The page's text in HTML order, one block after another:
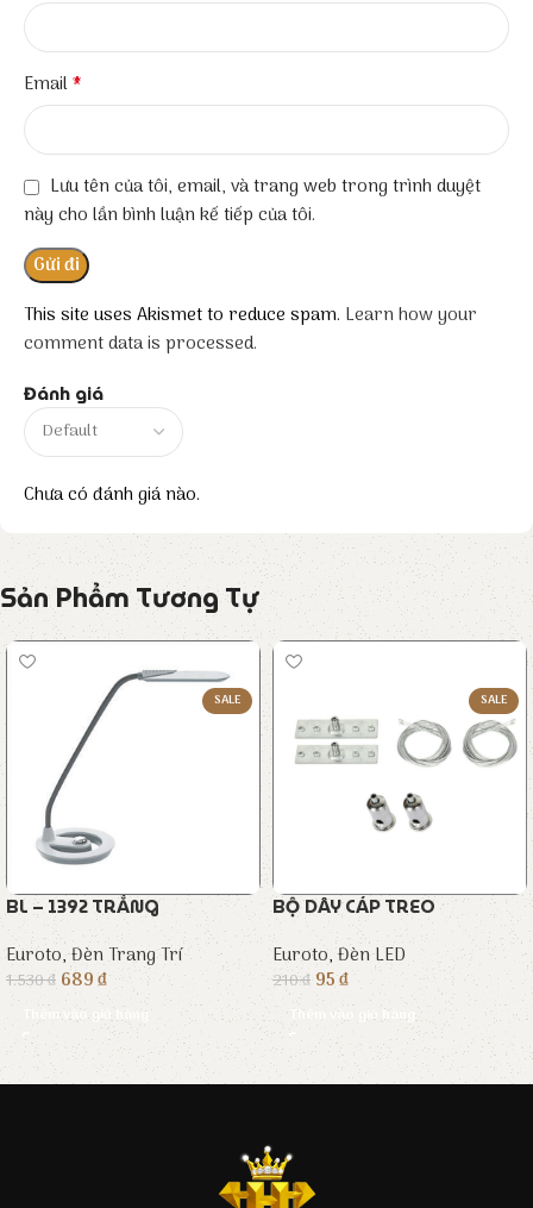
Đánh giá
Chưa có đánh giá nào.
Email*
Lưu tên của tôi, email, và trang web trong trình duyệt
này cho lần bình luận kế tiếp của tôi.
This site uses Akismet to reduce spam. Learn how your
comment data is processed.
Sản Phẩm Tương Tự
SALE
BL – 1392 TRẮNG
Euroto,Đèn Trang Trí
1.530₫ 689₫
Thêm vào giỏ hàng
SALE
BỘ DÂY CÁP TREO
Euroto,Đèn LED
210₫95₫
Thêm vào giỏ hàng